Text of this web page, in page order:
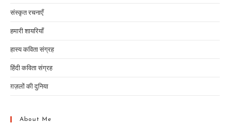
संस्कृत रचनाएँ
हमारी शायरियाँ
हास्य कविता संग्रह
हिंदी कविता संग्रह
ग़ज़लों की दुनिया
About Me